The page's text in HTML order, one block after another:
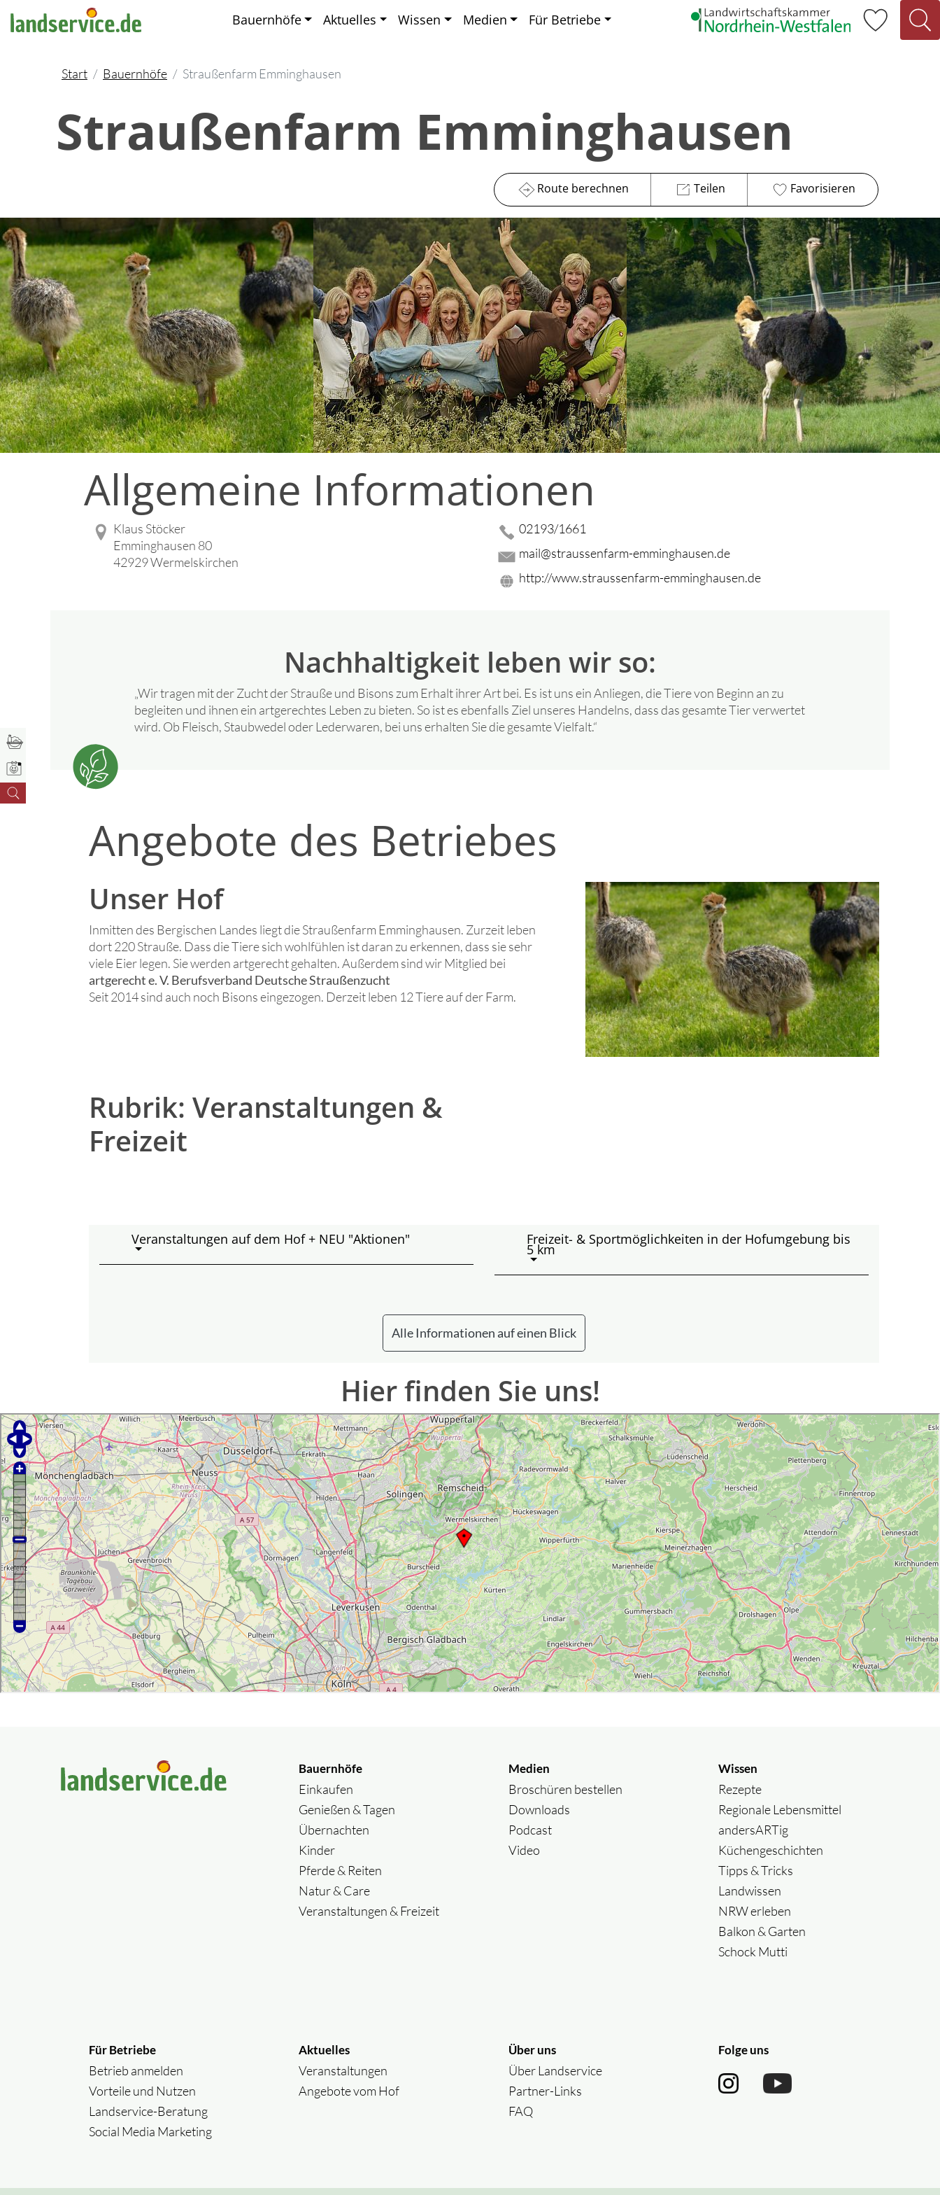
Bauernhöfe Aktuelles Wissen Medien Für Betriebe
Start Bauernhöfe Straußenfarm Emminghausen
Straußenfarm Emminghausen
Route berechnen Teilen Favorisieren
Allgemeine Informationen
Klaus Stöcker
Emminghausen 80
42929 Wermelskirchen
02193/1661
mail@straussenfarm-emminghausen.de
http://www.straussenfarm-emminghausen.de
Nachhaltigkeit leben wir so:
„Wir tragen mit der Zucht der Strauße und Bisons zum Erhalt ihrer Art bei. Es ist uns ein Anliegen, die Tiere von Beginn an zu
begleiten und ihnen ein artgerechtes Leben zu bieten. So ist es ebenfalls Ziel unseres Handelns, dass das gesamte Tier verwertet
wird. Ob Fleisch, Staubwedel oder Lederwaren, bei uns erhalten Sie die gesamte Vielfalt.“
Angebote des Betriebes
Unser Hof
Inmitten des Bergischen Landes liegt die Straußenfarm Emminghausen. Zurzeit leben
dort 220 Strauße. Dass die Tiere sich wohlfühlen ist daran zu erkennen, dass sie sehr
viele Eier legen. Sie werden artgerecht gehalten. Außerdem sind wir Mitglied bei
artgerecht e. V. Berufsverband Deutsche Straußenzucht
Seit 2014 sind auch noch Bisons eingezogen. Derzeit leben 12 Tiere auf der Farm.
Rubrik: Veranstaltungen &
Freizeit
Veranstaltungen auf dem Hof + NEU "Aktionen" Freizeit- & Sportmöglichkeiten in der Hofumgebung bis
5 km
Alle Informationen auf einen Blick
Hier finden Sie uns!
Bauernhöfe
Einkaufen
Genießen & Tagen
Übernachten
Kinder
Pferde & Reiten
Natur & Care
Veranstaltungen & Freizeit
Medien
Broschüren bestellen
Downloads
Podcast
Video
Wissen
Rezepte
Regionale Lebensmittel
andersARTig
Küchengeschichten
Tipps & Tricks
Landwissen
NRW erleben
Balkon & Garten
Schock Mutti
Für Betriebe
Betrieb anmelden
Vorteile und Nutzen
Landservice-Beratung
Social Media Marketing
Aktuelles
Veranstaltungen
Angebote vom Hof
Über uns
Über Landservice
Partner-Links
FAQ
Folge uns